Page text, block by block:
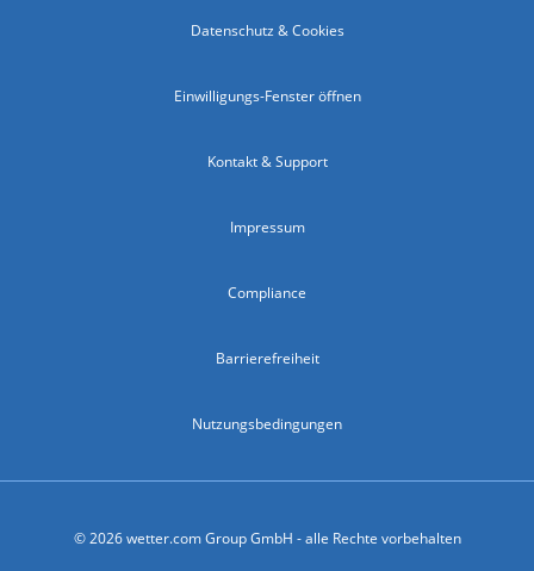
Datenschutz & Cookies
Einwilligungs-Fenster öffnen
Kontakt & Support
Impressum
Compliance
Barrierefreiheit
Nutzungsbedingungen
© 2026 wetter.com Group GmbH - alle Rechte vorbehalten